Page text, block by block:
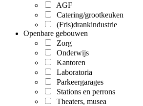
AGF
Catering/grootkeuken
(Fris)drankindustrie
Openbare gebouwen
Zorg
Onderwijs
Kantoren
Laboratoria
Parkeergarages
Stations en perrons
Theaters, musea